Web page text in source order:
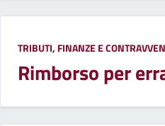
TRIBUTI, FINANZE E
Rimborso per